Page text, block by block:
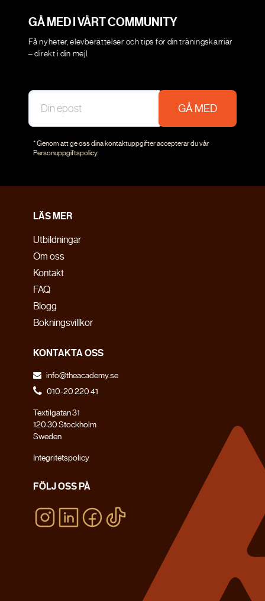
GÅ MED I VÅRT COMMUNITY
Få nyheter, elevberättelser och tips för din träningskarriär
– direkt i din mejl.
GÅ MED
* Genom att ge oss dina kontaktuppgifter accepterar du vår
Personuppgiftspolicy.
LÄS MER
Utbildningar
Om oss
Kontakt
FAQ
Blogg
Bokningsvillkor
KONTAKTA OSS
info@theacademy.se
010-20 220 41
Textilgatan 31
120 30 Stockholm
Sweden
Integritetspolicy
FÖLJ OSS PÅ
LIVE
DJUPT
TRANINGSINTRESSERADE
STOCKHOLM
LÄS MER